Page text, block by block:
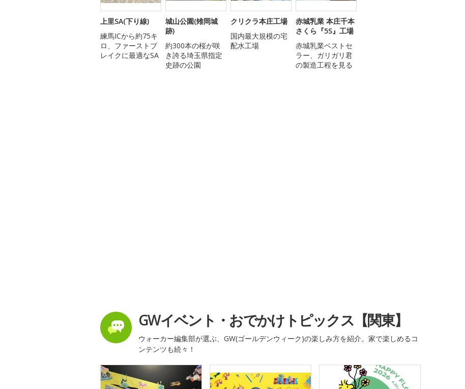
上里SA(下り線)
練馬ICから約75キ
ロ、ファーストブ
レイクに最適なSA
城山公園(雉岡城
跡)
約300本の桜が咲
き誇る埼玉県指定
史跡の公園
クリクラ本庄工場
国内最大規模の宅
配水工場
赤城乳業 本庄千本
さくら『5S』工場
赤城乳業ベストセ
ラー、ガリガリ君
の製造工程を見る
GWイベント・おでかけトピックス【関東】
ウォーカー編集部が選ぶ、GW(ゴールデンウィーク)の楽しみ方を紹介。家で楽しめるコ
ンテンツも続々！